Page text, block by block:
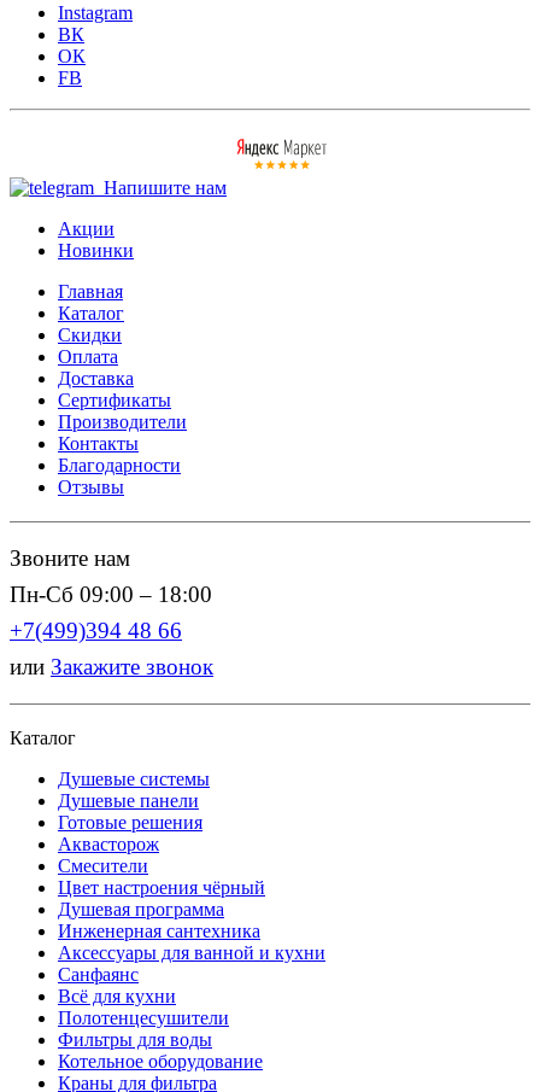
Instagram
ВК
ОК
FB
Напишите нам
Акции
Новинки
Главная
Каталог
Скидки
Оплата
Доставка
Сертификаты
Производители
Контакты
Благодарности
Отзывы
Звоните нам
Пн-Сб 09:00 – 18:00
+7(499)394 48 66
или Закажите звонок
Каталог
Душевые системы
Душевые панели
Готовые решения
Аквасторож
Смесители
Цвет настроения чёрный
Душевая программа
Инженерная сантехника
Аксессуары для ванной и кухни
Санфаянс
Всё для кухни
Полотенцесушители
Фильтры для воды
Котельное оборудование
Краны для фильтра